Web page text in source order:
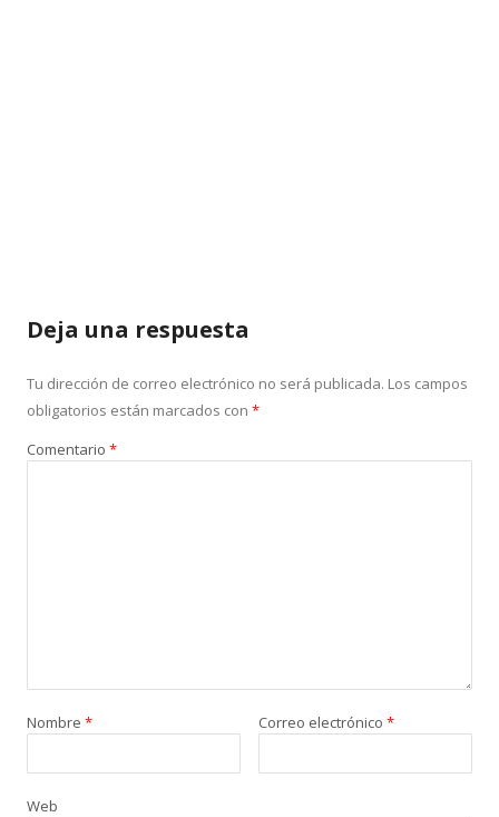
Deja una respuesta
Tu dirección de correo electrónico no será publicada. Los campos
obligatorios están marcados con *
Comentario *
Nombre * Correo electrónico *
Web